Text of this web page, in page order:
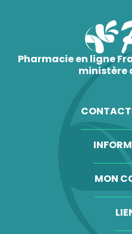
Pharmacie en ligne
ministère
MON